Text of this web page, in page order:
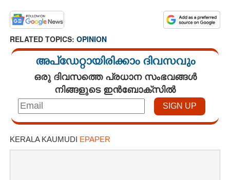
RELATED TOPICS: OPINION
അപ്ഡേറ്റായിരിക്കാം ദിവസവും
ഒരു ദിവസത്തെ പ്രധാന സംഭവങ്ങൾ
നിങ്ങളുടെ ഇൻബോക്സിൽ
KERALA KAUMUDI EPAPER